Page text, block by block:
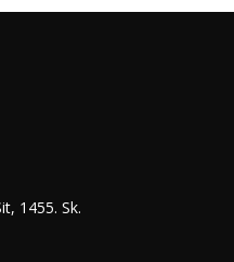
1455. Sk.